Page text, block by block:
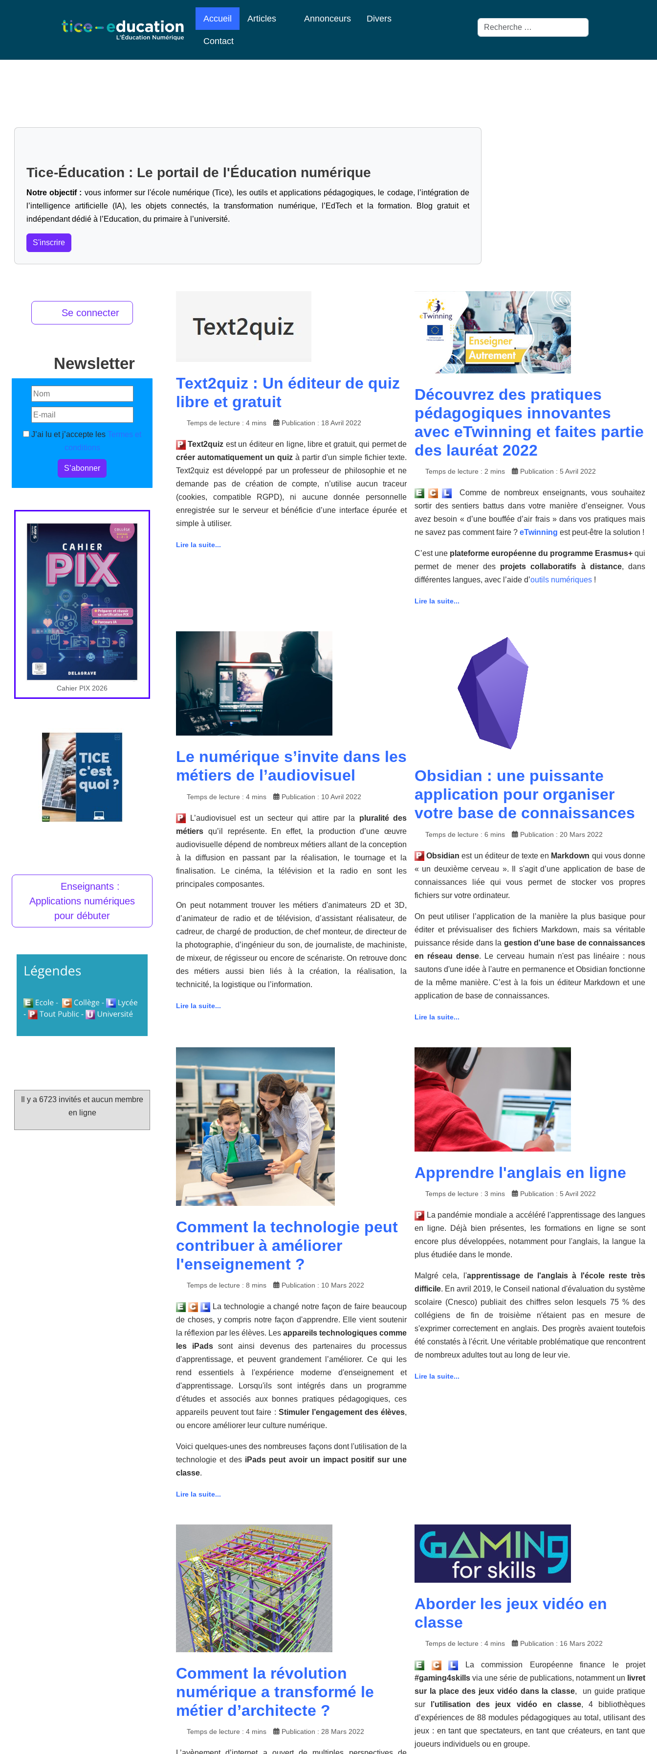
Accueil Articles Annonceurs Divers
Contact
Rechercher
Tice-Éducation : Le portail de l'Éducation numérique
Notre objectif : vous informer sur l'école numérique (Tice), les outils et applications pédagogiques, le codage,
l’intégration de
l’intelligence artificielle (IA), les objets connectés, la transformation numérique, l’EdTech et la formation. Blog gratuit et
indépendant dédié à l’Education, du primaire à l’université.
S'inscrire
Se connecter
Newsletter
J’ai lu et j’accepte les Termes et
conditions
S’abonner
Cahier PIX 2026
Enseignants :
Applications numériques
pour débuter
Il y a 6723 invités et aucun membre
en ligne
Text2quiz : Un éditeur de quiz
libre et gratuit
Temps de lecture : 4 mins Publication : 18 Avril 2022
Text2quiz est un éditeur en ligne, libre et gratuit, qui permet de
créer automatiquement un quiz à partir d'un simple fichier texte.
Text2quiz est développé par un professeur de philosophie et ne
demande pas de création de compte, n’utilise aucun traceur
(cookies, compatible RGPD), ni aucune donnée personnelle
enregistrée sur le serveur et bénéficie d’une interface épurée et
simple à utiliser.
Lire la suite...
Découvrez des pratiques
pédagogiques innovantes
avec eTwinning et faites partie
des lauréat 2022
Temps de lecture : 2 mins Publication : 5 Avril 2022
Comme de nombreux enseignants, vous souhaitez
sortir des sentiers battus dans votre manière d’enseigner. Vous
avez besoin « d’une bouffée d’air frais » dans vos pratiques mais
ne savez pas comment faire ? eTwinning est peut-être la solution !
C’est une plateforme européenne du programme Erasmus+ qui
permet de mener des projets collaboratifs à distance, dans
différentes langues, avec l’aide d’outils numériques !
Lire la suite...
Le numérique s’invite dans les
métiers de l’audiovisuel
Temps de lecture : 4 mins Publication : 10 Avril 2022
L’audiovisuel est un secteur qui attire par la pluralité des
métiers qu’il représente. En effet, la production d’une œuvre
audiovisuelle dépend de nombreux métiers allant de la conception
à la diffusion en passant par la réalisation, le tournage et la
finalisation. Le cinéma, la télévision et la radio en sont les
principales composantes.
On peut notamment trouver les métiers d'animateurs 2D et 3D,
d’animateur de radio et de télévision, d’assistant réalisateur, de
cadreur, de chargé de production, de chef monteur, de directeur de
la photographie, d’ingénieur du son, de journaliste, de machiniste,
de mixeur, de régisseur ou encore de scénariste. On retrouve donc
des métiers aussi bien liés à la création, la réalisation, la
technicité, la logistique ou l’information.
Lire la suite...
Obsidian : une puissante
application pour organiser
votre base de connaissances
Temps de lecture : 6 mins Publication : 20 Mars 2022
Obsidian est un éditeur de texte en Markdown qui vous donne
« un deuxième cerveau ». Il s'agit d’une application de base de
connaissances liée qui vous permet de stocker vos propres
fichiers sur votre ordinateur.
On peut utiliser l’application de la manière la plus basique pour
éditer et prévisualiser des fichiers Markdown, mais sa véritable
puissance réside dans la gestion d'une base de connaissances
en réseau dense. Le cerveau humain n'est pas linéaire : nous
sautons d'une idée à l'autre en permanence et Obsidian fonctionne
de la même manière. C’est à la fois un éditeur Markdown et une
application de base de connaissances.
Lire la suite...
Comment la technologie peut
contribuer à améliorer
l'enseignement ?
Temps de lecture : 8 mins Publication : 10 Mars 2022
La technologie a changé notre façon de faire beaucoup
de choses, y compris notre façon d'apprendre. Elle vient soutenir
la réflexion par les élèves. Les appareils technologiques comme
les iPadssont ainsi devenus des partenaires du processus
d'apprentissage, et peuvent grandement l’améliorer. Ce qui les
rend essentiels à l'expérience moderne d'enseignement et
d'apprentissage. Lorsqu'ils sont intégrés dans un programme
d'études et associés aux bonnes pratiques pédagogiques, ces
appareils peuvent tout faire : Stimuler l’engagement des élèves,
ou encore améliorer leur culture numérique.
Voici quelques-unes des nombreuses façons dont l'utilisation de la
technologie et des iPads peut avoir un impact positif sur une
classe.
Lire la suite...
Apprendre l'anglais en ligne
Temps de lecture : 3 mins Publication : 5 Avril 2022
La pandémie mondiale a accéléré l'apprentissage des langues
en ligne. Déjà bien présentes, les formations en ligne se sont
encore plus développées, notamment pour l'anglais, la langue la
plus étudiée dans le monde.
Malgré cela, l'apprentissage de l'anglais à l'école reste très
difficile. En avril 2019, le Conseil national d'évaluation du système
scolaire (Cnesco) publiait des chiffres selon lesquels 75 % des
collégiens de fin de troisième n'étaient pas en mesure de
s'exprimer correctement en anglais. Des progrès avaient toutefois
été constatés à l'écrit. Une véritable problématique que rencontrent
de nombreux adultes tout au long de leur vie.
Lire la suite...
Comment la révolution
numérique a transformé le
métier d’architecte ?
Temps de lecture : 4 mins Publication : 28 Mars 2022
Aborder les jeux vidéo en
classe
Temps de lecture : 4 mins Publication : 16 Mars 2022
La commission Européenne finance le projet
#gaming4skills via une série de publications, notamment un livret
sur la place des jeux vidéo dans la classe, un guide pratique
sur
l’utilisation des jeux vidéo en classe, 4 bibliothèques
d’expériences de 88 modules pédagogiques au total, utilisant des
jeux : en tant que spectateurs, en tant que créateurs, en tant que
joueurs individuels ou en groupe.